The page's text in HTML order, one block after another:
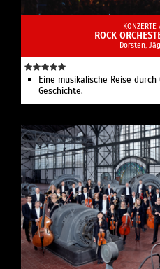
KONZERTE
ROCK
Dorsten,
Eine musikalische Reise
Geschichte.